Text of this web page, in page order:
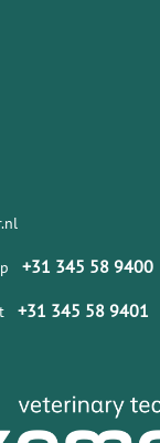
+31 345 58 9400
+31 345 58 9401